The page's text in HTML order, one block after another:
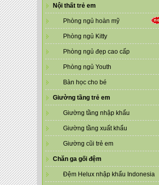
Nội thất trẻ em
Phòng ngủ hoàn mỹ
Phòng ngủ Kitty
Phòng ngủ đẹp cao cấp
Phòng ngủ Youth
Bàn học cho bé
Giường tầng trẻ em
Giường tầng nhập khẩu
Giường tầng xuất khẩu
Giường cũi trẻ em
Chăn ga gối đệm
Đệm Helux nhập khẩu Indonesia